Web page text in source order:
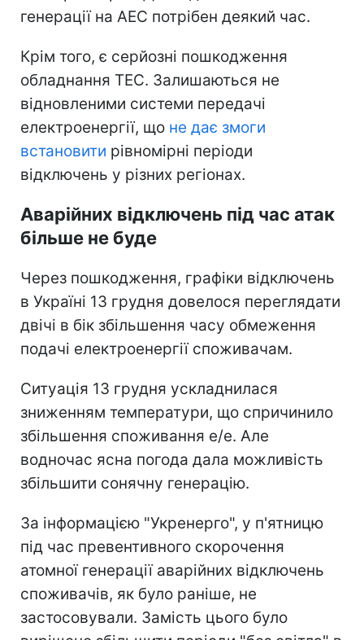
генерації на АЕС потрібен деякий час.
Крім того, є серйозні пошкодження
обладнання ТЕС. Залишаються не
відновленими системи передачі
електроенергії, що не дає змоги
встановити рівномірні періоди
відключень у різних регіонах.
Аварійних відключень під час атак
більше не буде
Через пошкодження, графіки відключень
в Україні 13 грудня довелося переглядати
двічі в бік збільшення часу обмеження
подачі електроенергії споживачам.
Ситуація 13 грудня ускладнилася
зниженням температури, що спричинило
збільшення споживання е/е. Але
водночас ясна погода дала можливість
збільшити сонячну генерацію.
За інформацією "Укренерго", у п'ятницю
під час превентивного скорочення
атомної генерації аварійних відключень
споживачів, як було раніше, не
застосовували. Замість цього було